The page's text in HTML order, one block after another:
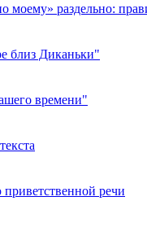
моему» раздельно:
близ Диканьки"
времени"
речи